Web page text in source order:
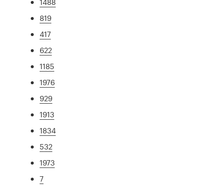
819
417
622
1185
1976
929
1913
1834
532
1973
7